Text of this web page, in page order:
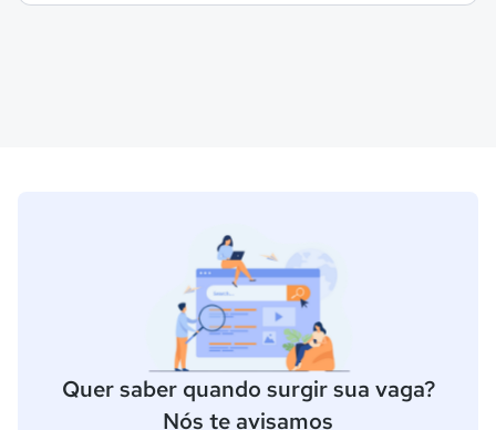
Quer saber quando surgir sua vaga?
Nós te avisamos